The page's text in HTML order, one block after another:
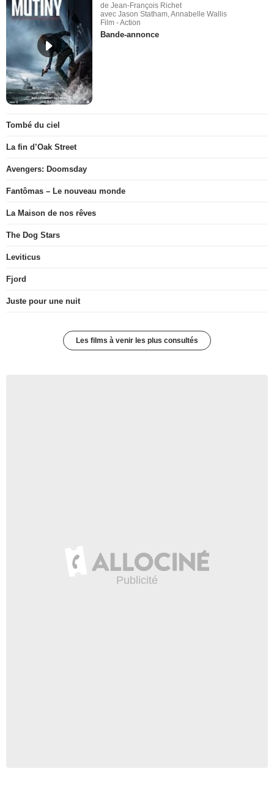
de Jean-François Richet
avec Jason Statham, Annabelle Wallis
Film - Action
Bande-annonce
Tombé du ciel
La fin d’Oak Street
Avengers: Doomsday
Fantômas – Le nouveau monde
La Maison de nos rêves
The Dog Stars
Leviticus
Fjord
Juste pour une nuit
Les films à venir les plus consultés